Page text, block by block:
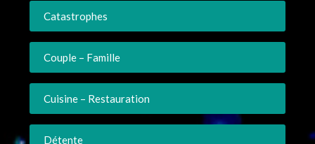
Catastrophes
Couple – Famille
Cuisine – Restauration
Détente